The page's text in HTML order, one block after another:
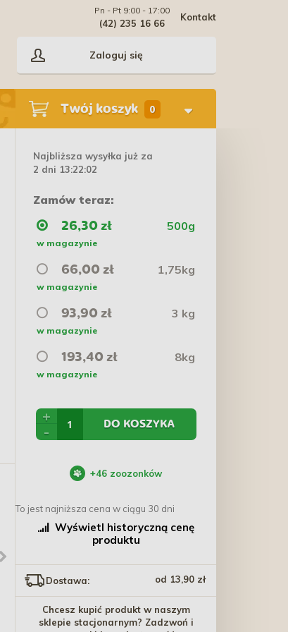
Kontakt
Pn - Pt 9:00 - 17:00
(42) 235 16 66
Zaloguj się
Twój koszyk 0
ZOLUX Legowisko
Paloma z przykryciem
TRIXIE Miska dla psa
ceramiczna 1 l/20 cm -
Najbliższa wysyłka już za
2 dni 13:22:01
Zamów teraz:
26,30 zł 500g
w magazynie
66,00 zł 1,75kg
w magazynie
93,90 zł 3 kg
w magazynie
193,40 zł 8kg
w magazynie
+
-
DO KOSZYKA
+46 zoozonków
To jest najniższa cena w ciągu 30 dni
Wyświetl historyczną cenę
produktu
Dostawa: od 13,90 zł
Chcesz kupić produkt w naszym
sklepie stacjonarnym? Zadzwoń i